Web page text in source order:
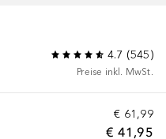
4.7 (545)
Preise inkl. MwSt.
€ 61,99
€ 41,95